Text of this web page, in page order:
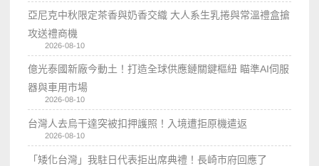
亞尼克中秋限定茶香與奶香交織 大人系生乳捲與常溫禮盒搶
攻送禮商機
2026-08-10
億光泰國新廠今動土！打造全球供應鏈關鍵樞紐 瞄準AI伺服
器與車用市場
2026-08-10
台灣人去烏干達突被扣押護照！入境遭拒原機遣返
2026-08-10
「矮化台灣」我駐日代表拒出席典禮！長崎市府回應了